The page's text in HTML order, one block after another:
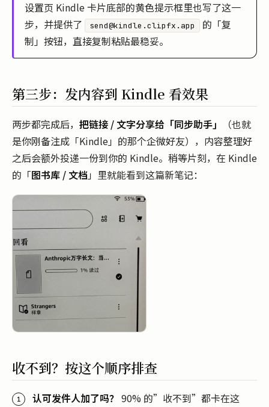
设置页 Kindle 卡片底部的黄色提示框里也写了这一
步，并提供了
send@kindle.clipfx.app
的「复
制」按钮，直接复制粘贴最稳妥。
第三步：发内容到 Kindle 看效果
两步都完成后， 把链接 / 文字分享给「同步助手」
（也就
是你刚备注成「Kindle」的那个企微好友），内容整理好
之后会额外投递一份到你的 Kindle。稍等片刻，在 Kindle
的「图书库 / 文档 」里就能看到这篇新笔记：
收不到？按这个顺序排查
认可发件人加了吗？ 90% 的”收不到”都卡在这